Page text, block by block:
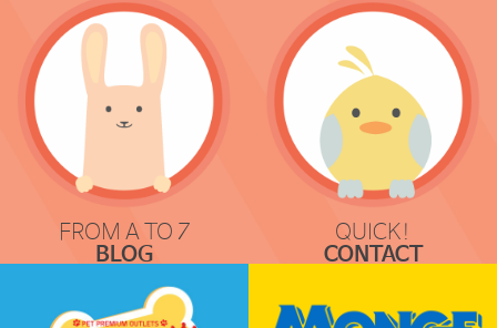
FROM A TO Z
BLOG
QUICK!
CONTACT